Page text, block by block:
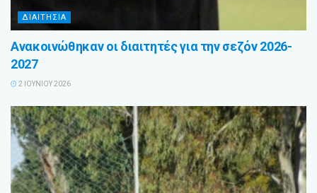
ΔΙΑΙΤΗΣΙΑ
Ανακοινώθηκαν οι διαιτητές για την σεζόν 2026-
2027
2 ΙΟΥΝΊΟΥ 2026